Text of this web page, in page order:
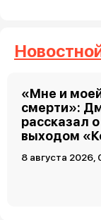
«Мне и
смерти»:
рассказал
выходом
8 августа 2026,